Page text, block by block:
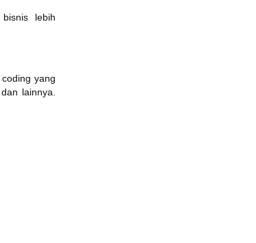
lebih
yang
lainnya.